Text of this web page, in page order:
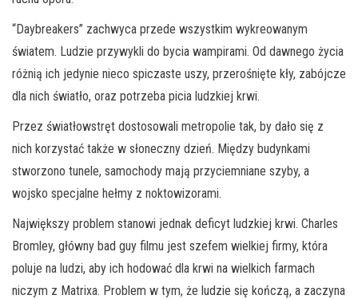
“Daybreakers” zachwyca przede wszystkim wykreowanym
światem. Ludzie przywykli do bycia wampirami. Od dawnego życia
różnią ich jedynie nieco spiczaste uszy, przerośnięte kły, zabójcze
dla nich światło, oraz potrzeba picia ludzkiej krwi.
Przez światłowstręt dostosowali metropolie tak, by dało się z
nich korzystać także w słoneczny dzień. Między budynkami
stworzono tunele, samochody mają przyciemniane szyby, a
wojsko specjalne hełmy z noktowizorami.
Największy problem stanowi jednak deficyt ludzkiej krwi. Charles
Bromley, główny bad guy filmu jest szefem wielkiej firmy, która
poluje na ludzi, aby ich hodować dla krwi na wielkich farmach
niczym z Matrixa. Problem w tym, że ludzie się kończą, a zaczyna